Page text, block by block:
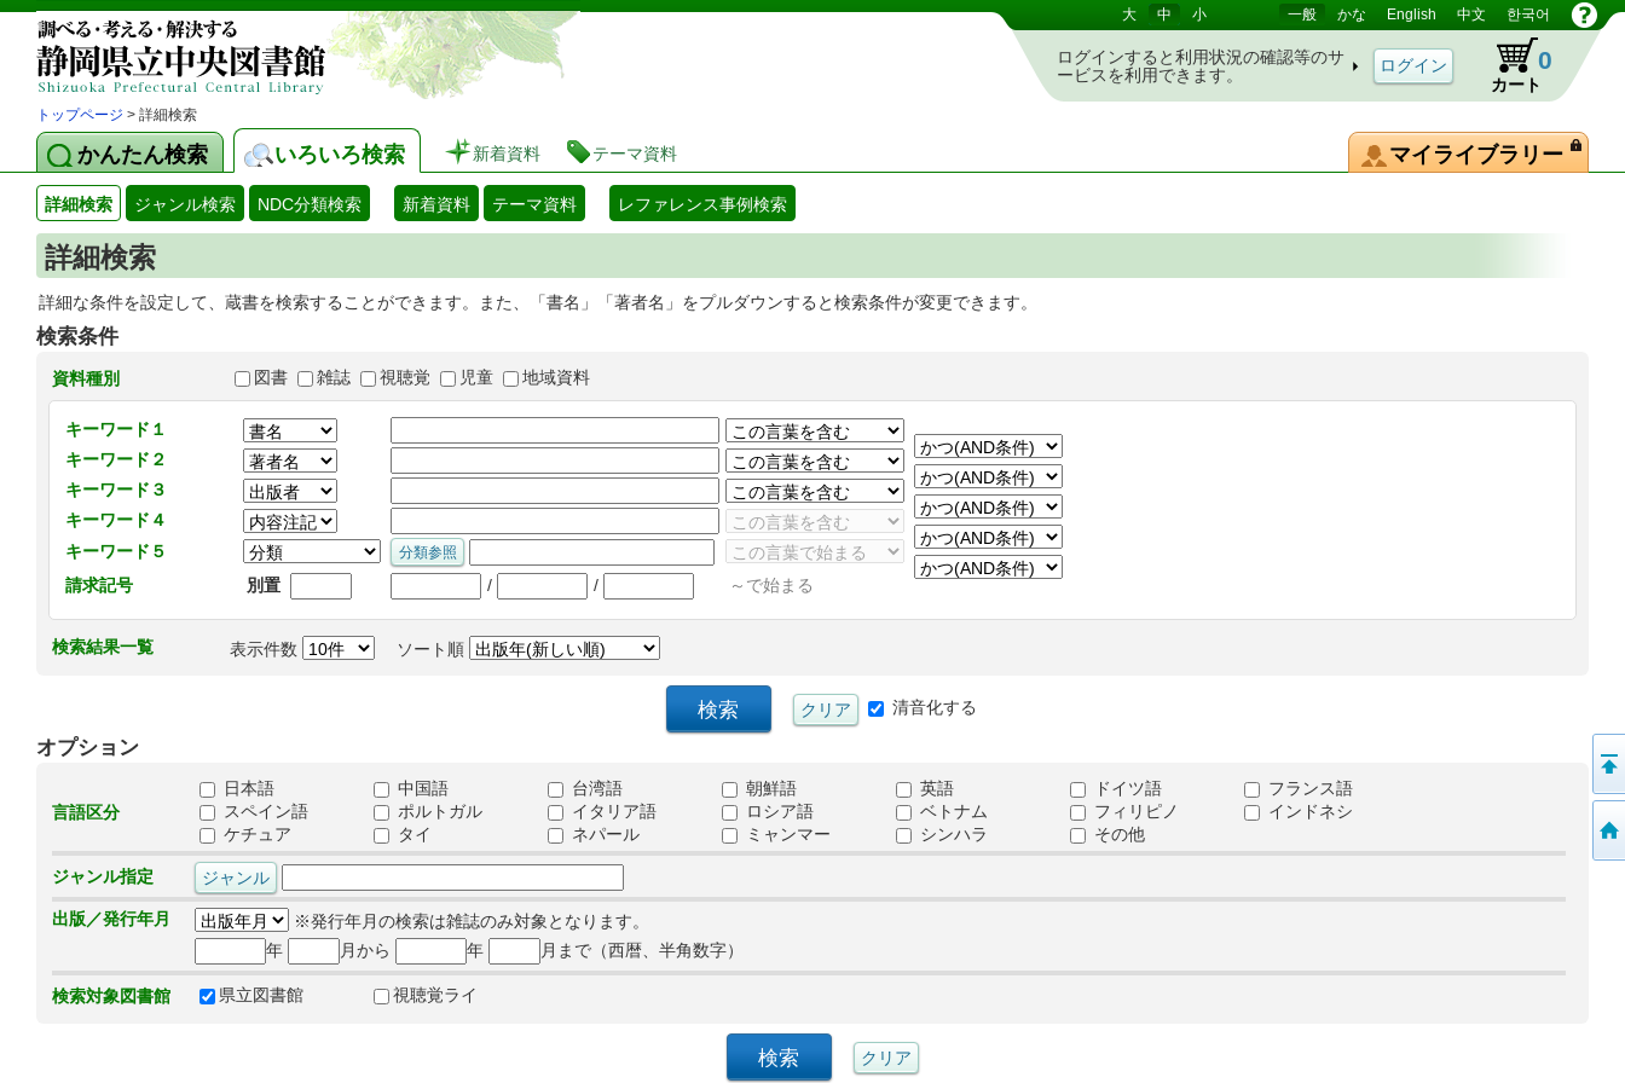
静岡県立図書館 蔵書検索・予約システム 大 中 小 一般 かな English 中文 한국어
ログインすると利用状況の確認等のサ
ービスを利用できます。
カート
0
トップページ > 詳細検索
かんたん検索 いろいろ検索 新着資料 テーマ資料 マイライブラリー
詳細検索 ジャンル検索 NDC分類検索 新着資料 テーマ資料 レファレンス事例検索
詳細検索
詳細な条件を設定して、蔵書を検索することができます。また、「書名」「著者名」をプルダウンすると検索条件が変更できます。
検索条件
資料種別 図書 雑誌 視聴覚 児童 地域資料
キーワード１
キーワード２
キーワード３
キーワード４
キーワード５
請求記号
別置 / / ～で始まる
検索結果一覧 表示件数 ソート順
清音化する
オプション
言語区分
日本語 中国語 台湾語 朝鮮語 英語 ドイツ語
フランス語
スペイン語
ポルトガル イタリア語 ロシア語 ベトナム フィリピノ
インドネシ
ケチュア
タイ ネパール ミャンマー シンハラ その他
ジャンル指定
出版／発行年月
※発行年月の検索は雑誌のみ対象となります。
年
月から 年 月まで（西暦、半角数字）
検索対象図書館 県立図書館 視聴覚ライ